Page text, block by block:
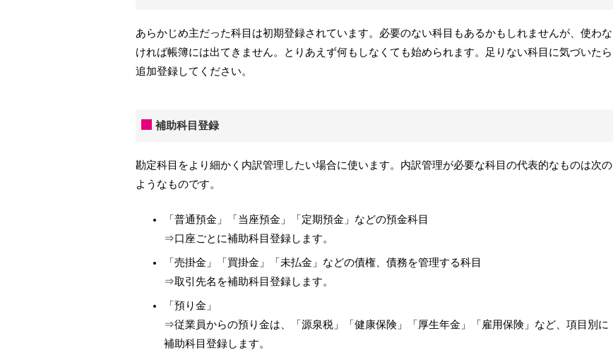
あらかじめ主だった科目は初期登録されています。必要のない科目もあるかもしれませんが、使わな
ければ帳簿には出てきません。とりあえず何もしなくても始められます。足りない科目に気づいたら
追加登録してください。
補助科目登録
勘定科目をより細かく内訳管理したい場合に使います。内訳管理が必要な科目の代表的なものは次の
ようなものです。
「普通預金」「当座預金」「定期預金」などの預金科目
⇒口座ごとに補助科目登録します。
「売掛金」「買掛金」「未払金」などの債権、債務を管理する科目
⇒取引先名を補助科目登録します。
「預り金」
⇒従業員からの預り金は、「源泉税」「健康保険」「厚生年金」「雇用保険」など、項目別に
補助科目登録します。